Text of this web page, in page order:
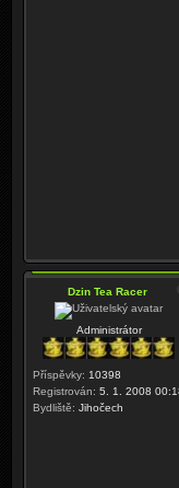
Dzin Tea Racer
Administrátor
Příspěvky: 10398
Registrován: 5. 1. 2008
Bydliště: Jihočech